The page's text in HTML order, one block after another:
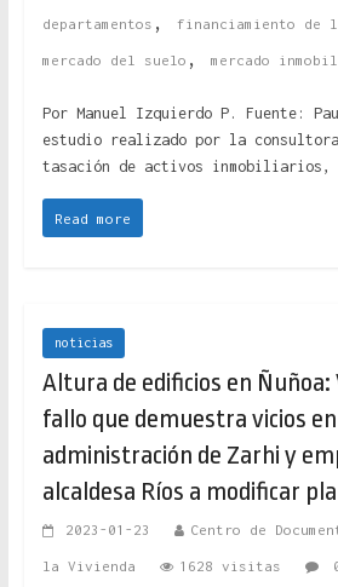
departamentos , financiamiento de
mercado del suelo , mercado
Por Manuel Izquierdo P. Fuente:
estudio realizado por la
tasación de activos inmobiliarios,
Read more
noticias
Altura de edificios en Ñuñoa:
fallo que demuestra vicios
administración de Zarhi y
alcaldesa Ríos a modificar
2023-01-23 Centro de
la Vivienda 1628 visitas